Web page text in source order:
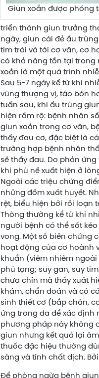
Giun xoắn được phóng
triển thành giun trưởng
ngày, giun cái đẻ ấu
tim trái và tới cơ vân, cơ
có khả năng tồn tại trong
xoắn là một quá trình
Sau 5-7 ngày kể từ khi
vùng thượng vị, táo bón
tuần sau, khi ấu trùng
hiện rầm rộ: bệnh nhân
giun xoắn trong cơ vân,
thấy đau cơ, đặc biệt là
trường hợp bệnh nhân
sẽ thấy đau. Do phản
khi phù nề xuất hiện ở
Ngoài các triệu chứng
những đốm xuất huyết.
rệt, biểu hiện bởi rối loạn
Thông thường kể từ khi
người bệnh có thể sốt
vong. Một số biến chứng
hoạt động của cơ hoành
khuẩn (viêm nhiễm ngoài
phủ tạng; suy gan, suy
chưa chín mà thấy xuất
khám, chẩn đoán và có
sinh thiết cơ (bắp chân,
ứng trong da để xác định
phương pháp này không
giun nhưng kết quả lại
thuốc đặc hiệu thường
sàng và tính chất dịch.
Để phòng ngừa bệnh